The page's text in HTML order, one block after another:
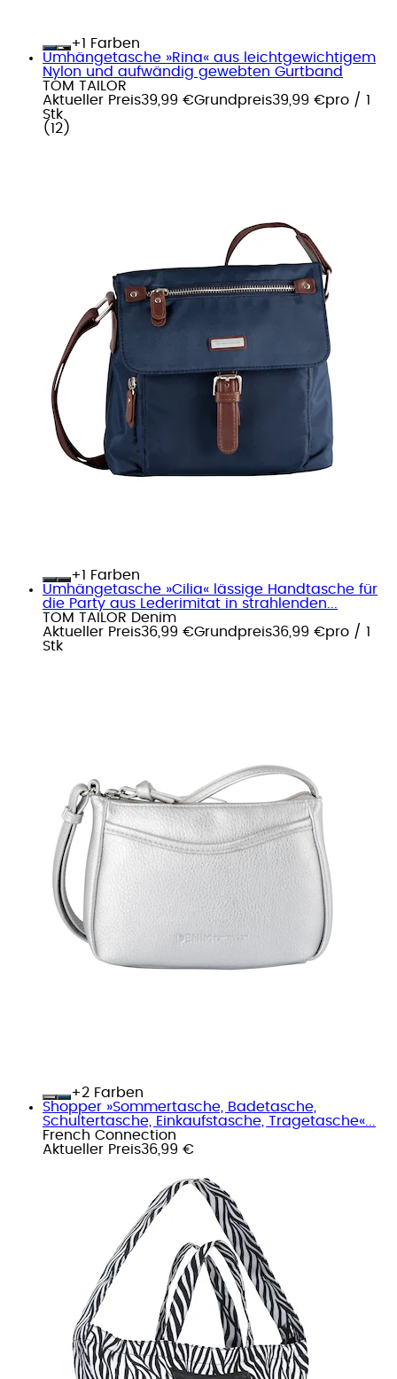
+
Farben
Umhängetasche »Rina« aus leichtgewichtigem
Nylon und aufwändig gewebten Gurtband
TOM TAILOR
Aktueller Preis39,99 €Grundpreis39,99 €pro / 1
Stk
( 12 )
+
Farben
Umhängetasche »Cilia« lässige Handtasche für
die Party aus Lederimitat in strahlenden...
TOM TAILOR Denim
Aktueller Preis36,99 €Grundpreis36,99 €pro / 1
Stk
+
Farben
Shopper »Sommertasche, Badetasche,
Schultertasche, Einkaufstasche, Tragetasche«...
French Connection
Aktueller Preis36,99 €